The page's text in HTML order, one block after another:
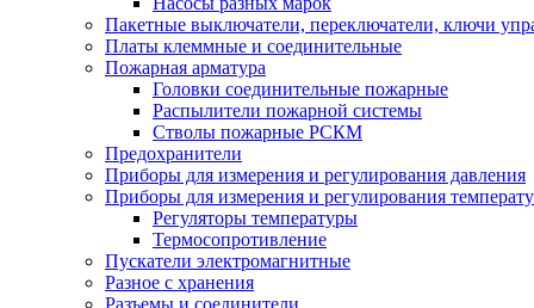
Пакетные выключатели, переключатели, ключи
Платы клеммные и соединительные
Пожарная арматура
Головки соединительные пожарные
Распылители пожарной системы
Стволы пожарные РСКМ
Предохранители
Приборы для измерения и регулирования давления
Приборы для измерения и регулирования
Регуляторы температуры
Термосопротивление
Пускатели электромагнитные
Разное с хранения
Разъемы и соединители